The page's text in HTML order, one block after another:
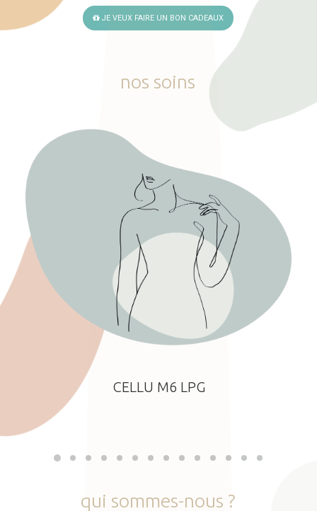
JE VEUX FAIRE UN BON CADEAUX
nos soins
CELLU M6 LPG
qui sommes-nous ?